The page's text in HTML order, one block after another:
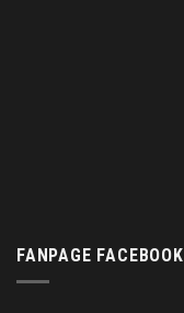
FANPAGE FACEBOOK